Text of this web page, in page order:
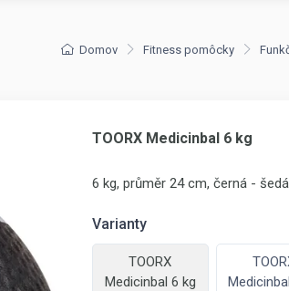
Domov Fitness pomôcky
TOORX Medicinbal 6 kg
6 kg, průměr 24 cm, černá - šedá
Varianty
TOORX
Medicinbal 6 kg